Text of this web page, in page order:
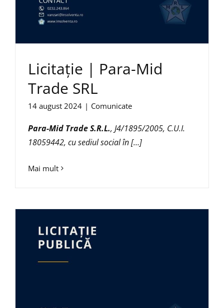
Licitație | Para-Mid
Trade SRL
14 august 2024 | Comunicate
Para-Mid Trade S.R.L., J4/1895/2005, C.U.I.
18059442, cu sediul social în […]
Mai mult